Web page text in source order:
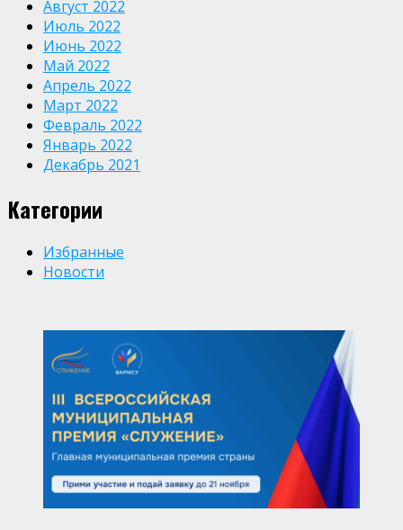
Август 2022
Июль 2022
Июнь 2022
Май 2022
Апрель 2022
Март 2022
Февраль 2022
Январь 2022
Декабрь 2021
Категории
Избранные
Новости